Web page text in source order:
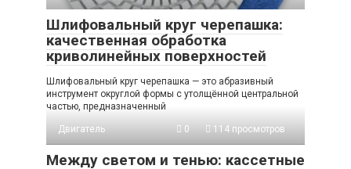
Шлифовальный круг черепашка:
качественная обработка
криволинейных поверхностей
Шлифовальный круг черепашка — это абразивный
инструмент округлой формы с утолщённой центральной
частью, предназначенный
Двигатель 0 114 просмотров
Между светом и тенью: кассетные